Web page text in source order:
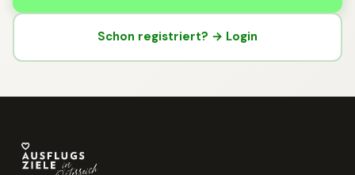
Schon registriert? → Login